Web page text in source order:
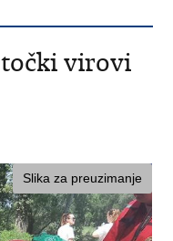
virovi
Slika za preuzimanje